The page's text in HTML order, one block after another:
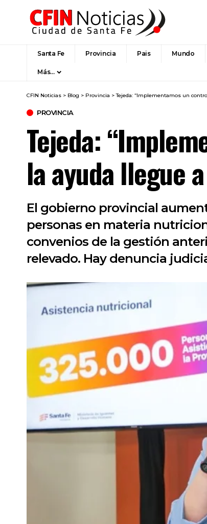
Santa Fe Provincia Pais Mundo
Más…
CFIN Noticias > Blog > Provincia >Tejeda: “Implementamos un
PROVINCIA
Tejeda:
la ayuda llegue
El gobierno provincial
personas en materia
convenios de la gestión
relevado. Hay denuncia